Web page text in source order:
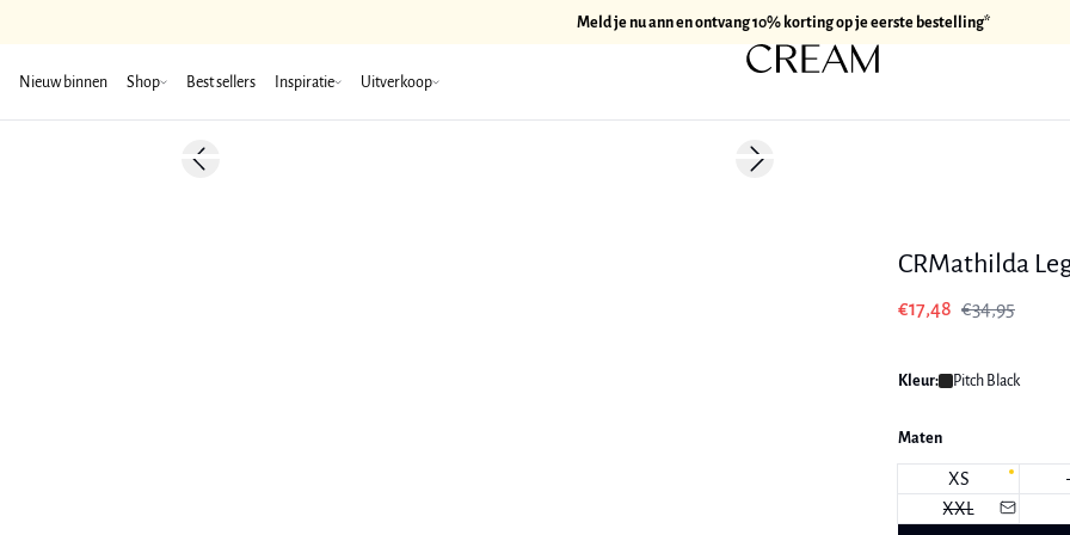
Meld je nu ann en ontvang 10% korting op je eerste bestelling*
Nieuw binnen Shop Best sellers Inspiratie Uitverkoop
-50%Previous slide Next slide
CRMathilda
€17,48 €34,95
Kleur: Pitch Black
Maten
XS
XXL